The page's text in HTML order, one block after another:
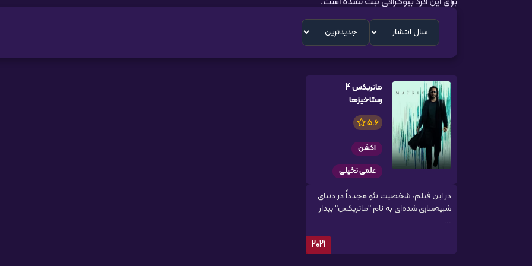
ماتریکس 4
رستاخیزها
5.6
اکشن
علمی تخیلی
در این فیلم، شخصیت نئو مجدداً در دنیای
شبیه‌سازی شده‌ای به نام "ماتریکس" بیدار
...
2021